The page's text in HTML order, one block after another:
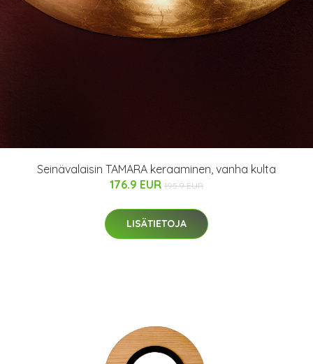
Seinävalaisin TAMARA keraaminen, vanha kulta
176.9 EUR 195.9 EUR
LISÄTIETOJA